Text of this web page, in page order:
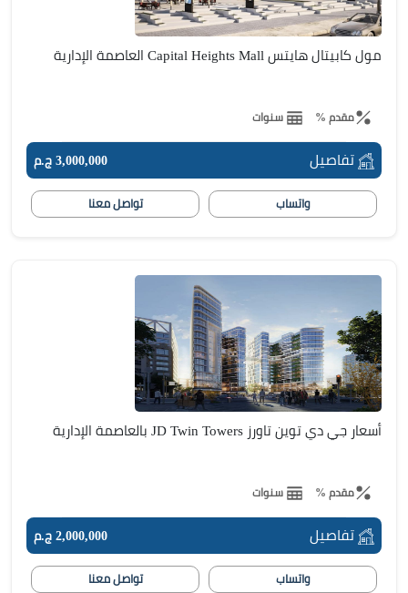
مول كابيتال هايتس Capital Heights Mall العاصمة الإدارية
مقدم % سنوات
تفاصيل 3,000,000 ج.م
واتساب تواصل معنا
أسعار جي دي توين تاورز JD Twin Towers بالعاصمة الإدارية
مقدم % سنوات
تفاصيل 2,000,000 ج.م
واتساب تواصل معنا